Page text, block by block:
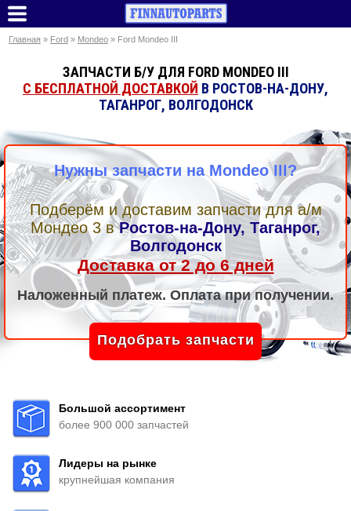
Главная » Ford » Mondeo » Ford Mondeo III
ЗАПЧАСТИ Б/У ДЛЯ FORD MONDEO III
С БЕСПЛАТНОЙ ДОСТАВКОЙ В РОСТОВ-НА-ДОНУ,
ТАГАНРОГ, ВОЛГОДОНСК
Нужны запчасти на Mondeo III?
Подберём и доставим запчасти для а/м
Мондео 3вРостов-на-Дону, Таганрог,
Волгодонск
Доставка от 2 до 6 дней
Наложенный платеж. Оплата при получении.
Подобрать запчасти
Большой ассортимент
более 900 000 запчастей
Лидеры на рынке
крупнейшая компания